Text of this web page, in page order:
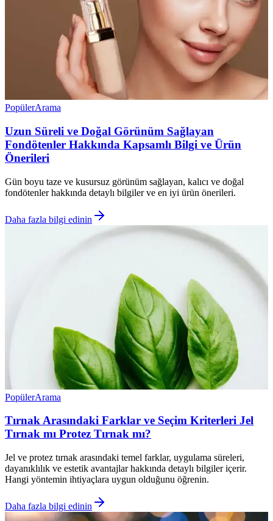
PopülerArama
Uzun Süreli ve Doğal Görünüm Sağlayan
Fondötenler Hakkında Kapsamlı Bilgi ve Ürün
Önerileri
Gün boyu taze ve kusursuz görünüm sağlayan, kalıcı ve doğal
fondötenler hakkında detaylı bilgiler ve en iyi ürün önerileri.
Daha fazla bilgi edinin
PopülerArama
Tırnak Arasındaki Farklar ve Seçim Kriterleri Jel
Tırnak mı Protez Tırnak mı?
Jel ve protez tırnak arasındaki temel farklar, uygulama süreleri,
dayanıklılık ve estetik avantajlar hakkında detaylı bilgiler içerir.
Hangi yöntemin ihtiyaçlara uygun olduğunu öğrenin.
Daha fazla bilgi edinin